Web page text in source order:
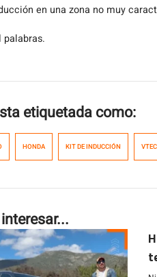
en una zona no muy
palabras.
etiquetada como:
HONDA KIT DE INDUCCIÓN VTEC